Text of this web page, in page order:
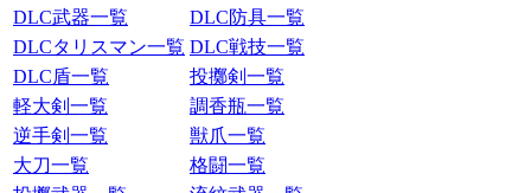
DLC武器一覧
DLC防具一覧
DLCタリスマン一覧 DLC戦技一覧
DLC盾一覧
投擲剣一覧
軽大剣一覧
調香瓶一覧
逆手剣一覧
獣爪一覧
大刀一覧
格闘一覧